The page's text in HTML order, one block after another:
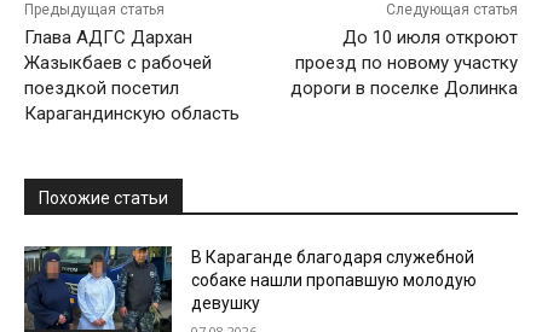
Предыдущая статья
Глава АДГС Дархан
Жазыкбаев с рабочей
поездкой посетил
Карагандинскую область
Следующая статья
До 10 июля откроют
проезд по новому участку
дороги в поселке Долинка
Похожие статьи
В Караганде благодаря служебной
собаке нашли пропавшую молодую
девушку